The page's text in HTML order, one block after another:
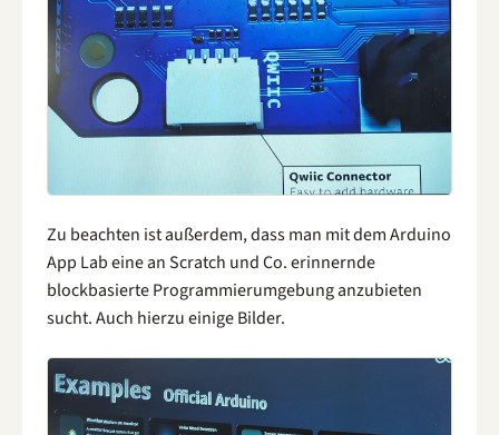
Zu beachten ist außerdem, dass man mit dem Arduino
App Lab eine an Scratch und Co. erinnernde
blockbasierte Programmierumgebung anzubieten
sucht. Auch hierzu einige Bilder.